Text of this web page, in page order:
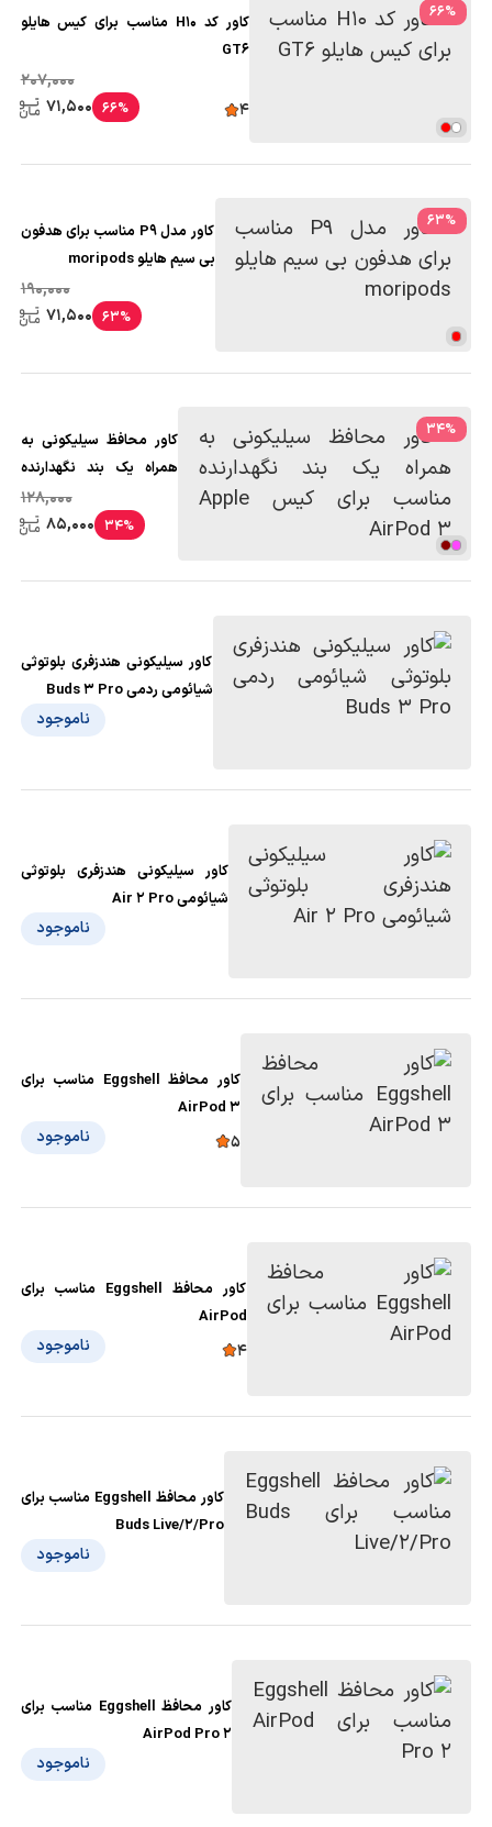
%
66
کاور کد H10 مناسب برای کیس هایلو
GT6
4
207,000
66%
71,500
%
63
کاور مدل P9 مناسب برای هدفون
بی سیم هایلو moripods
190,000
63%
71,500
%
34
کاور محافظ سیلیکونی به
همراه یک بند نگهدارنده
مناسب برای کیس Apple
AirPod 3
128,000
34%
85,000
کاور سیلیکونی هندزفری بلوتوثی
شیائومی ردمی Buds 3 Pro
ناموجود
کاور سیلیکونی هندزفری بلوتوثی
شیائومی Air 2 Pro
ناموجود
کاور محافظ Eggshell مناسب برای
AirPod 3
5 ناموجود
کاور محافظ Eggshell مناسب برای
AirPod
4 ناموجود
کاور محافظ Eggshell مناسب برای
Buds Live/2/Pro
ناموجود
کاور محافظ Eggshell مناسب برای
AirPod Pro 2
ناموجود